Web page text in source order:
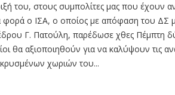
του, στους συμπολίτες μας που έχουν
φορά ο ΙΣΑ, ο οποίος με απόφαση του ΔΣ
Γ. Πατούλη, παρέδωσε χθες Πέμπτη
θα αξιοποιηθούν για να καλύψουν τις
χωριών του...